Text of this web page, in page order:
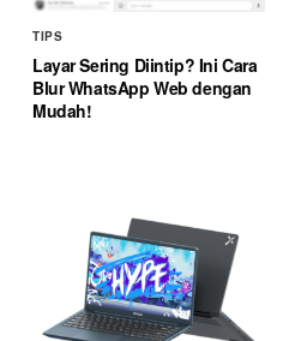
TIPS
Layar Sering Diintip? Ini Cara
Blur WhatsApp Web dengan
Mudah!